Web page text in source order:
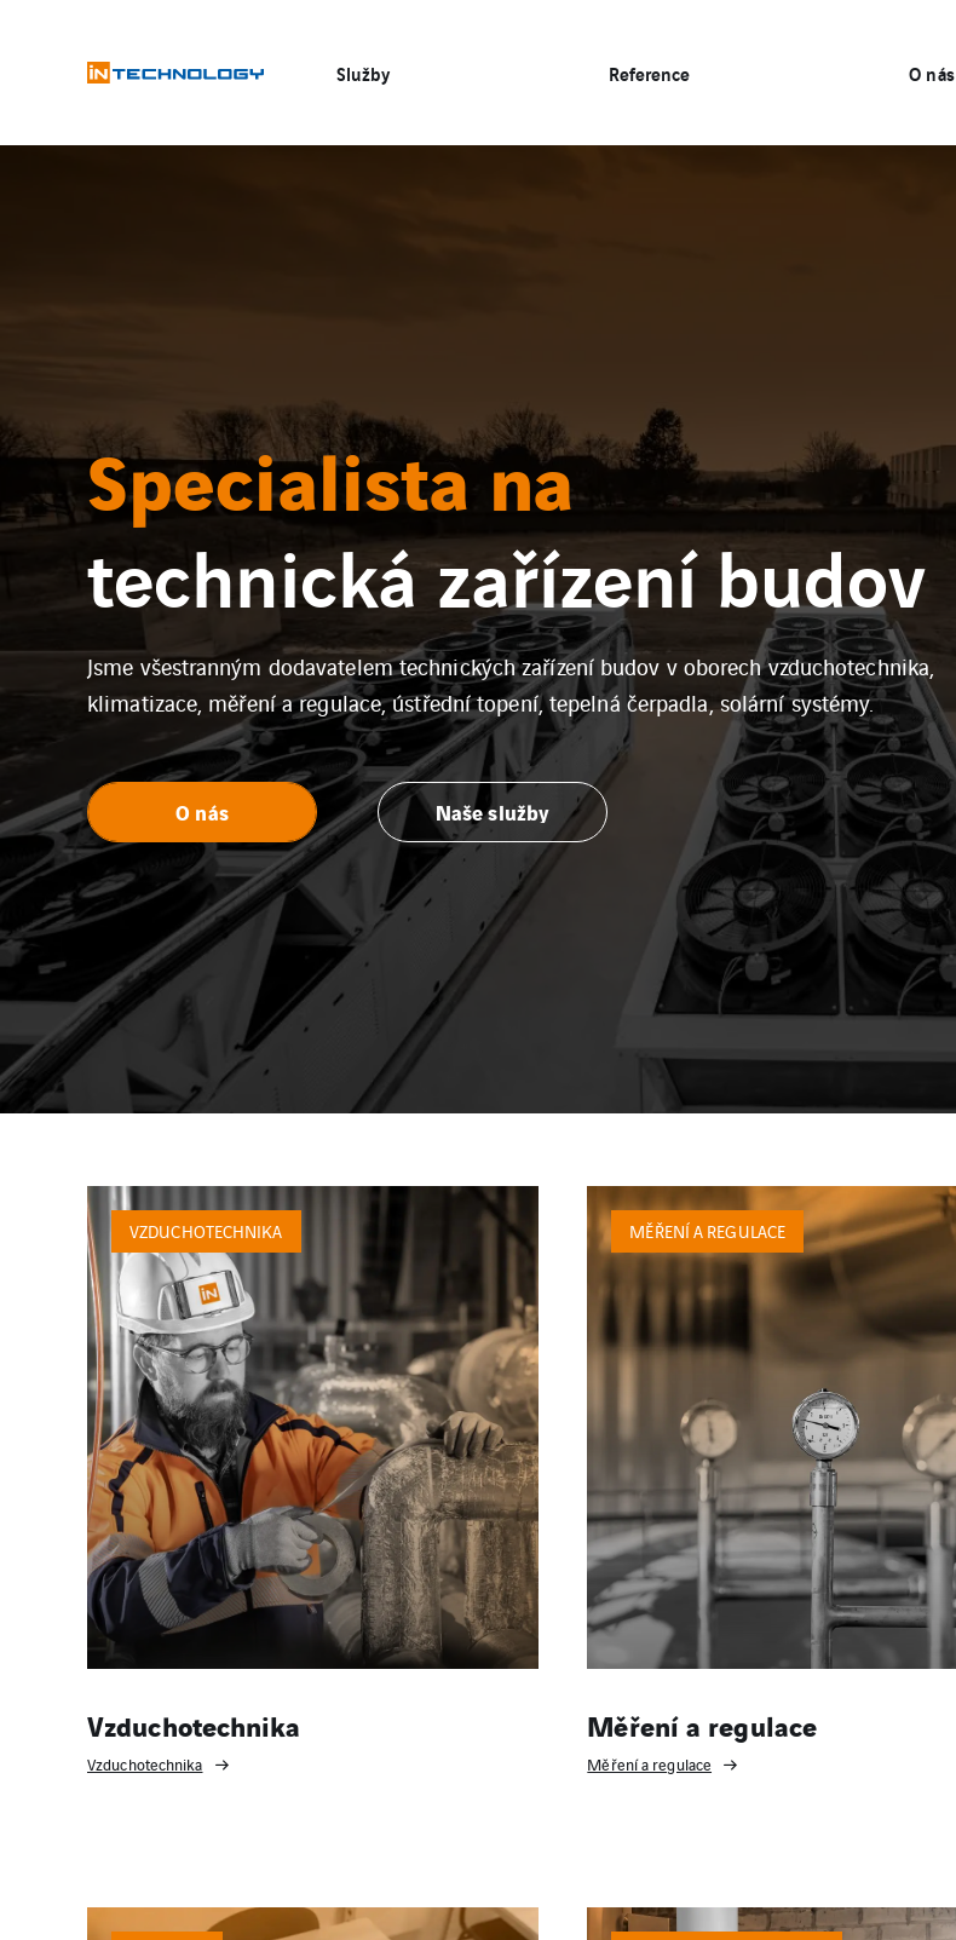
Služby Reference O nás
Specialista na
technická zařízení budov
Jsme všestranným dodavatelem technických zařízení budov v oborech vzduchotechnika,
klimatizace, měření a regulace, ústřední topení, tepelná čerpadla, solární systémy.
O nás Naše služby
Vzduchotechnika
Vzduchotechnika
Měření a regulace
Měření a regulace